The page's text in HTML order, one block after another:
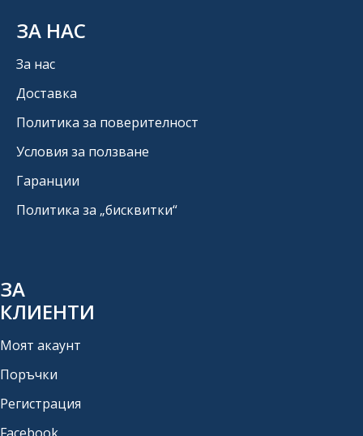
ЗА НАС
За нас
Доставка
Политика за поверителност
Условия за ползване
Гаранции
Политика за „бисквитки“
ЗА
КЛИЕНТИ
Моят акаунт
Поръчки
Регистрация